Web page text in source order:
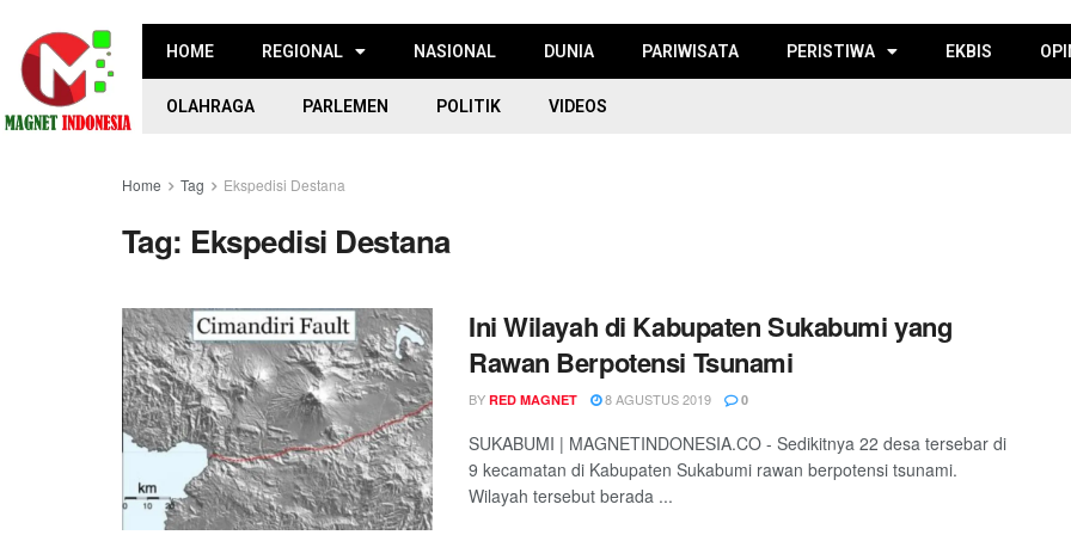
HOME REGIONAL NASIONAL DUNIA PARIWISATA PERISTIWA EKBIS
OLAHRAGA PARLEMEN POLITIK VIDEOS
Home Tag Ekspedisi Destana
Tag: Ekspedisi Destana
Ini Wilayah di Kabupaten Sukabumi yang
Rawan Berpotensi Tsunami
BY RED MAGNET 8 AGUSTUS 2019 0
SUKABUMI | MAGNETINDONESIA.CO - Sedikitnya 22 desa tersebar di
9 kecamatan di Kabupaten Sukabumi rawan berpotensi tsunami.
Wilayah tersebut berada ...